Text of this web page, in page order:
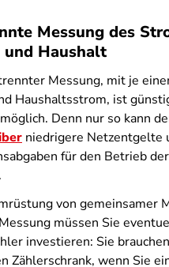
Messung des
und Haushalt
Messung, mit je
Haushaltsstrom, ist
Denn nur so kann
niedrigere Netzentgelte
für den Betrieb
von gemeinsamer
müssen Sie
investieren: Sie
Zählerschrank, wenn Sie